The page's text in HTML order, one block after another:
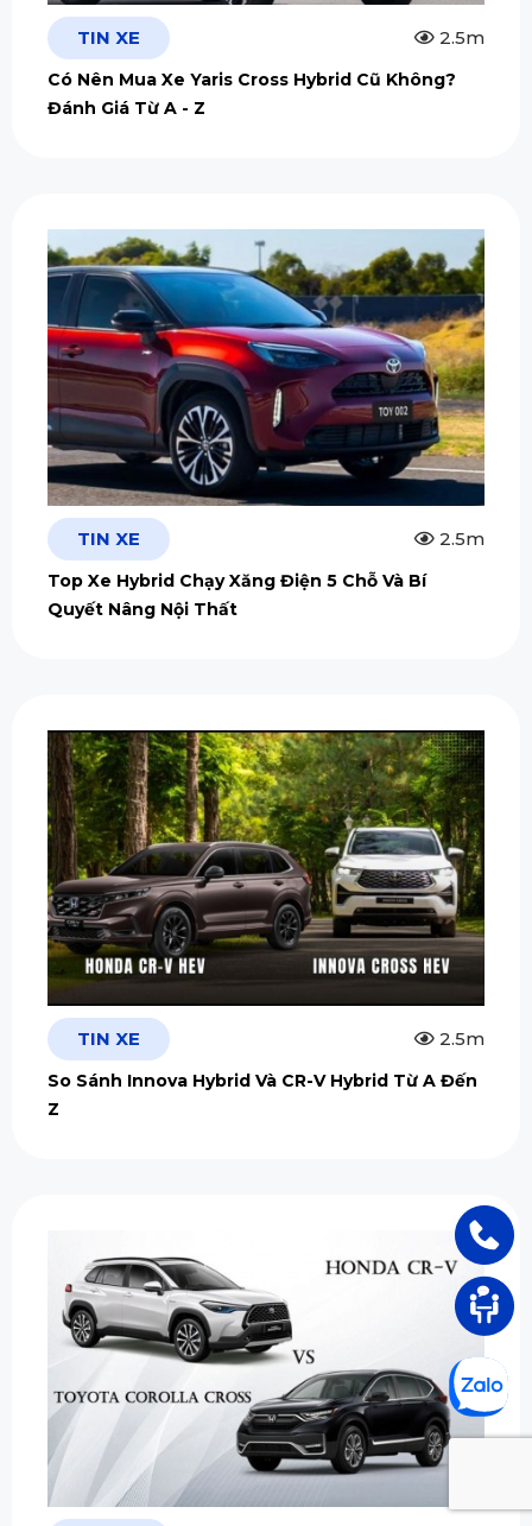
TIN XE 2.5m
Có Nên Mua Xe Yaris Cross Hybrid Cũ Không?
Đánh Giá Từ A - Z
TIN XE 2.5m
Top Xe Hybrid Chạy Xăng Điện 5 Chỗ Và Bí
Quyết Nâng Nội Thất
TIN XE 2.5m
So Sánh Innova Hybrid Và CR-V Hybrid Từ A Đến
Z